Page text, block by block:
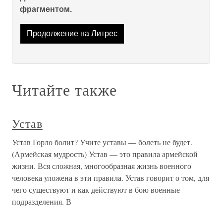
фрагментом.
Продолжение на Литрес
Читайте также
Устав
Устав Горло болит? Учите уставы — болеть не будет.
(Армейская мудрость) Устав — это правила армейской
жизни. Вся сложная, многообразная жизнь военного
человека уложена в эти правила. Устав говорит о том, для
чего существуют и как действуют в бою военные
подразделения. В